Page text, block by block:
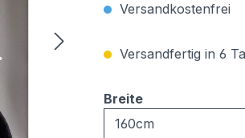
Versandkostenfrei
Versandfertig in 6
Breiteauswählen